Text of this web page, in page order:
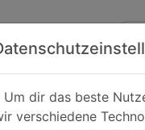
Um dir das beste
verschiedene